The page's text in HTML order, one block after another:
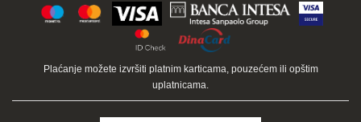
Plaćanje možete izvršiti platnim karticama, pouzećem ili opštim
uplatnicama.